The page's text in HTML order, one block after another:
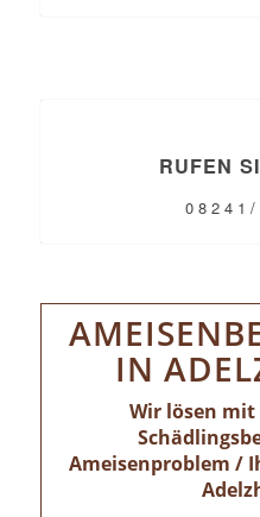
RUFEN
0 8 2 4 1 /
IN
Wir lösen
Ameisenproblem /